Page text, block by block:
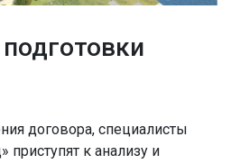
договора, специалисты
приступят к анализу и